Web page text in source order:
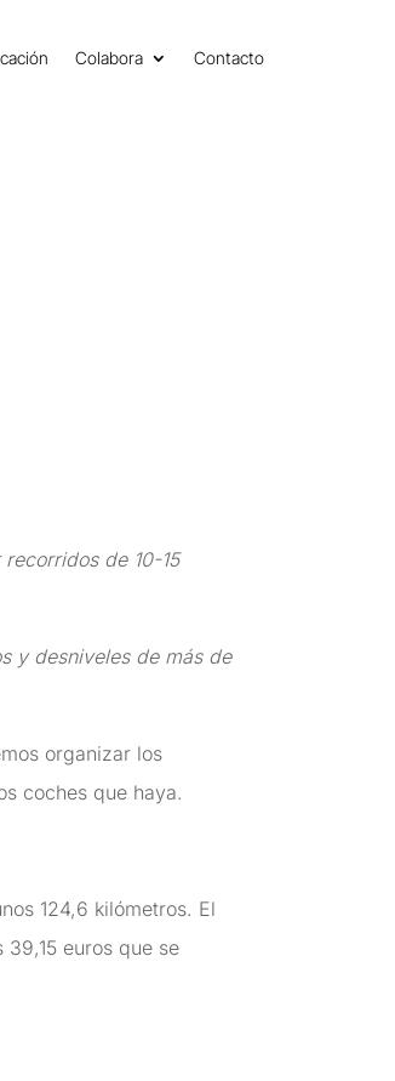
Colabora Contacto
de 10-15
y desniveles de más de
organizar los
coches que haya.
124,6 kilómetros. El
euros que se